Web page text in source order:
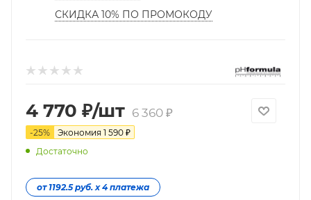
СКИДКА 10% ПО ПРОМОКОДУ
4 770 ₽/шт 6 360₽
-25% Экономия 1 590 ₽
Достаточно
от 1192.5 руб. х 4 платежа